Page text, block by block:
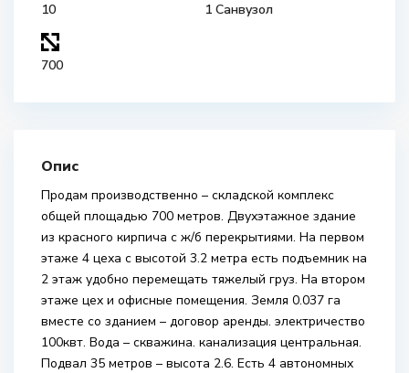
10 1 Санвузол
700
Опис
Продам производственно – складской комплекс
общей площадью 700 метров. Двухэтажное здание
из красного кирпича с ж/б перекрытиями. На первом
этаже 4 цеха с высотой 3.2 метра есть подъемник на
2 этаж удобно перемещать тяжелый груз. На втором
этаже цех и офисные помещения. Земля 0.037 га
вместе со зданием – договор аренды. электричество
100квт. Вода – скважина. канализация центральная.
Подвал 35 метров – высота 2.6. Есть 4 автономных